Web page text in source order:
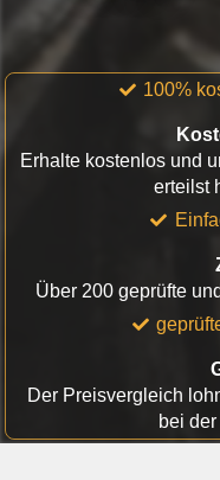
100%
Erhalte kostenlos und
erteilst
Über 200 geprüfte
Der Preisvergleich
bei